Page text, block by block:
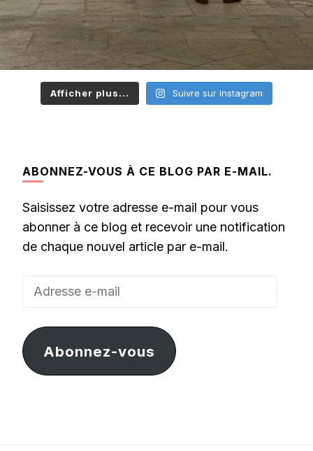
Afficher plus... Suivre sur Instagram
ABONNEZ-VOUS À CE BLOG PAR E-MAIL.
Saisissez votre adresse e-mail pour vous
abonner à ce blog et recevoir une notification
de chaque nouvel article par e-mail.
Adresse
mail
Abonnez-vous